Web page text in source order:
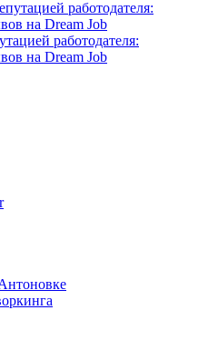
работодателя:
на Dream Job